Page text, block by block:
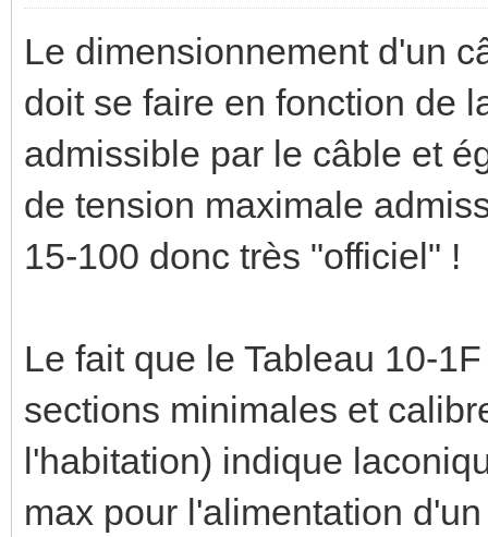
Le dimensionnement d'un
doit se faire en fonction de
admissible par le câble et
de tension maximale
15-100 donc très "officiel" !
Le fait que le Tableau 10-
sections minimales et
l'habitation) indique
max pour l'alimentation